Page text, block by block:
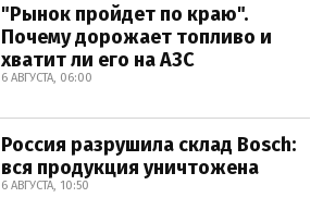
"Рынок пройдет по краю".
Почему дорожает топливо и
хватит ли его на АЗС
6 АВГУСТА, 06:00
Россия разрушила склад Bosch:
вся продукция уничтожена
6 АВГУСТА, 10:50